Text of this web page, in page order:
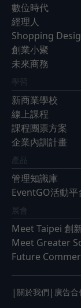
數位時代
經理人
Shopping
創業小聚
未來商務
學習
新商業學校
線上課程
課程團票方案
企業內訓計畫
產品
管理知識庫
EventGO活動平
展會
Meet Taipei 創
Meet Greater
Future
| 關於我們 | 廣告合